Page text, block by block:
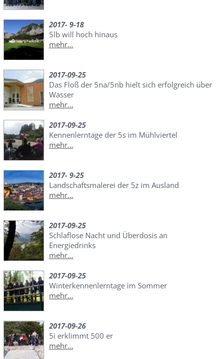
2017- 9-18
5lb will hoch hinaus
mehr...
2017-09-25
Das Floß der 5na/5nb hielt sich erfolgreich über
Wasser
mehr...
2017-09-25
Kennenlerntage der 5s im Mühlviertel
mehr...
2017- 9-25
Landschaftsmalerei der 5z im Ausland
mehr...
2017-09-25
Schlaflose Nacht und Überdosis an
Energiedrinks
mehr...
2017-09-25
Winterkennenlerntage im Sommer
mehr...
2017-09-26
5i erklimmt 500 er
mehr...